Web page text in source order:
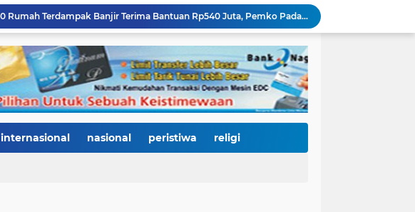
270 Rumah Terdampak Banjir Terima Bantuan Rp540 Juta, Pemko Padang Percepat Pemulihan Pascabencana
4.000 Pelari Kepung Pantai Cimpago, BOM Run 2026 Jadi Panggung Promosi Wisata dan Gastronomi Kota Padang
Padang Harmoni Festival 2026: Saat Keberagaman Menjadi Kekuatan, Empat Etnis Bersatu di Panggung Pantai Cimpago
KY Tetapkan 14 Calon Hakim Agung dan Hakim Ad Hoc MA, Nama Dr. Dhifla Wiyani dari Sumbar Masuk Dalam Daftar Kamar Pidana
Bencana Datang Bertubi-tubi, Perumda AM Padang Kebut Perbaikan IPA Gunung Pangilun, Ditarget Tuntas Akhir Agustus
Mata Jeli HJK 357: Warga Padang Diajak Jadi Pengawas Kebersihan, Kemeriahan HJK Harus Tetap Rancak dan Bersih
Tanam Pohon di Tepian Batang Arau, Padang dan Hildesheim Teguhkan Persahabatan Menuju Kota Global
internasional nasional peristiwa religi